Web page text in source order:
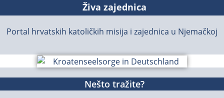
Živa zajednica
Portal hrvatskih katoličkih misija i zajednica u Njemačkoj
Nešto tražite?